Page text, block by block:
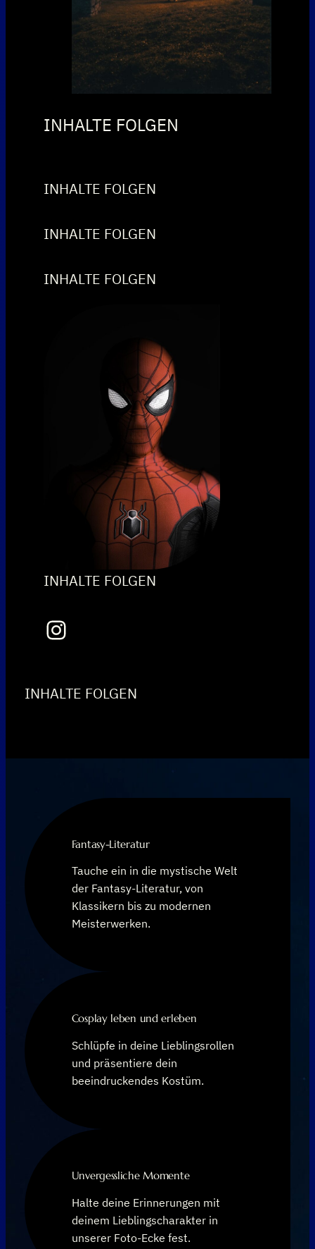
INHALTE FOLGEN
INHALTE FOLGEN
INHALTE FOLGEN
INHALTE FOLGEN
INHALTE FOLGEN
Instagram
INHALTE FOLGEN
Fantasy-Literatur
Tauche ein in die mystische Welt
der Fantasy-Literatur, von
Klassikern bis zu modernen
Meisterwerken.
Cosplay leben und erleben
Schlüpfe in deine Lieblingsrollen
und präsentiere dein
beeindruckendes Kostüm.
Unvergessliche Momente
Halte deine Erinnerungen mit
deinem Lieblingscharakter in
unserer Foto-Ecke fest.